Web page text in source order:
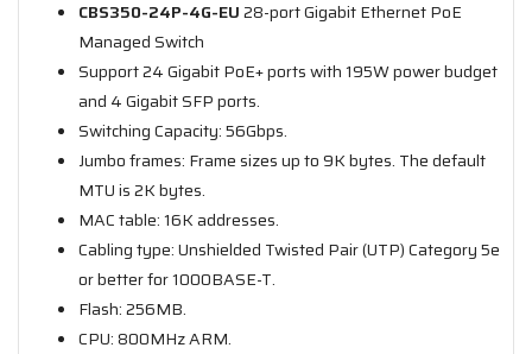
CBS350-24P-4G-EU28-port Gigabit Ethernet PoE
Managed Switch
Support 24 Gigabit PoE+ ports with 195W power budget
and 4 Gigabit SFP ports.
Switching Capacity: 56Gbps.
Jumbo frames: Frame sizes up to 9K bytes. The default
MTU is 2K bytes.
MAC table: 16K addresses.
Cabling type: Unshielded Twisted Pair (UTP) Category 5e
or better for 1000BASE-T.
Flash: 256MB.
CPU: 800MHz ARM.